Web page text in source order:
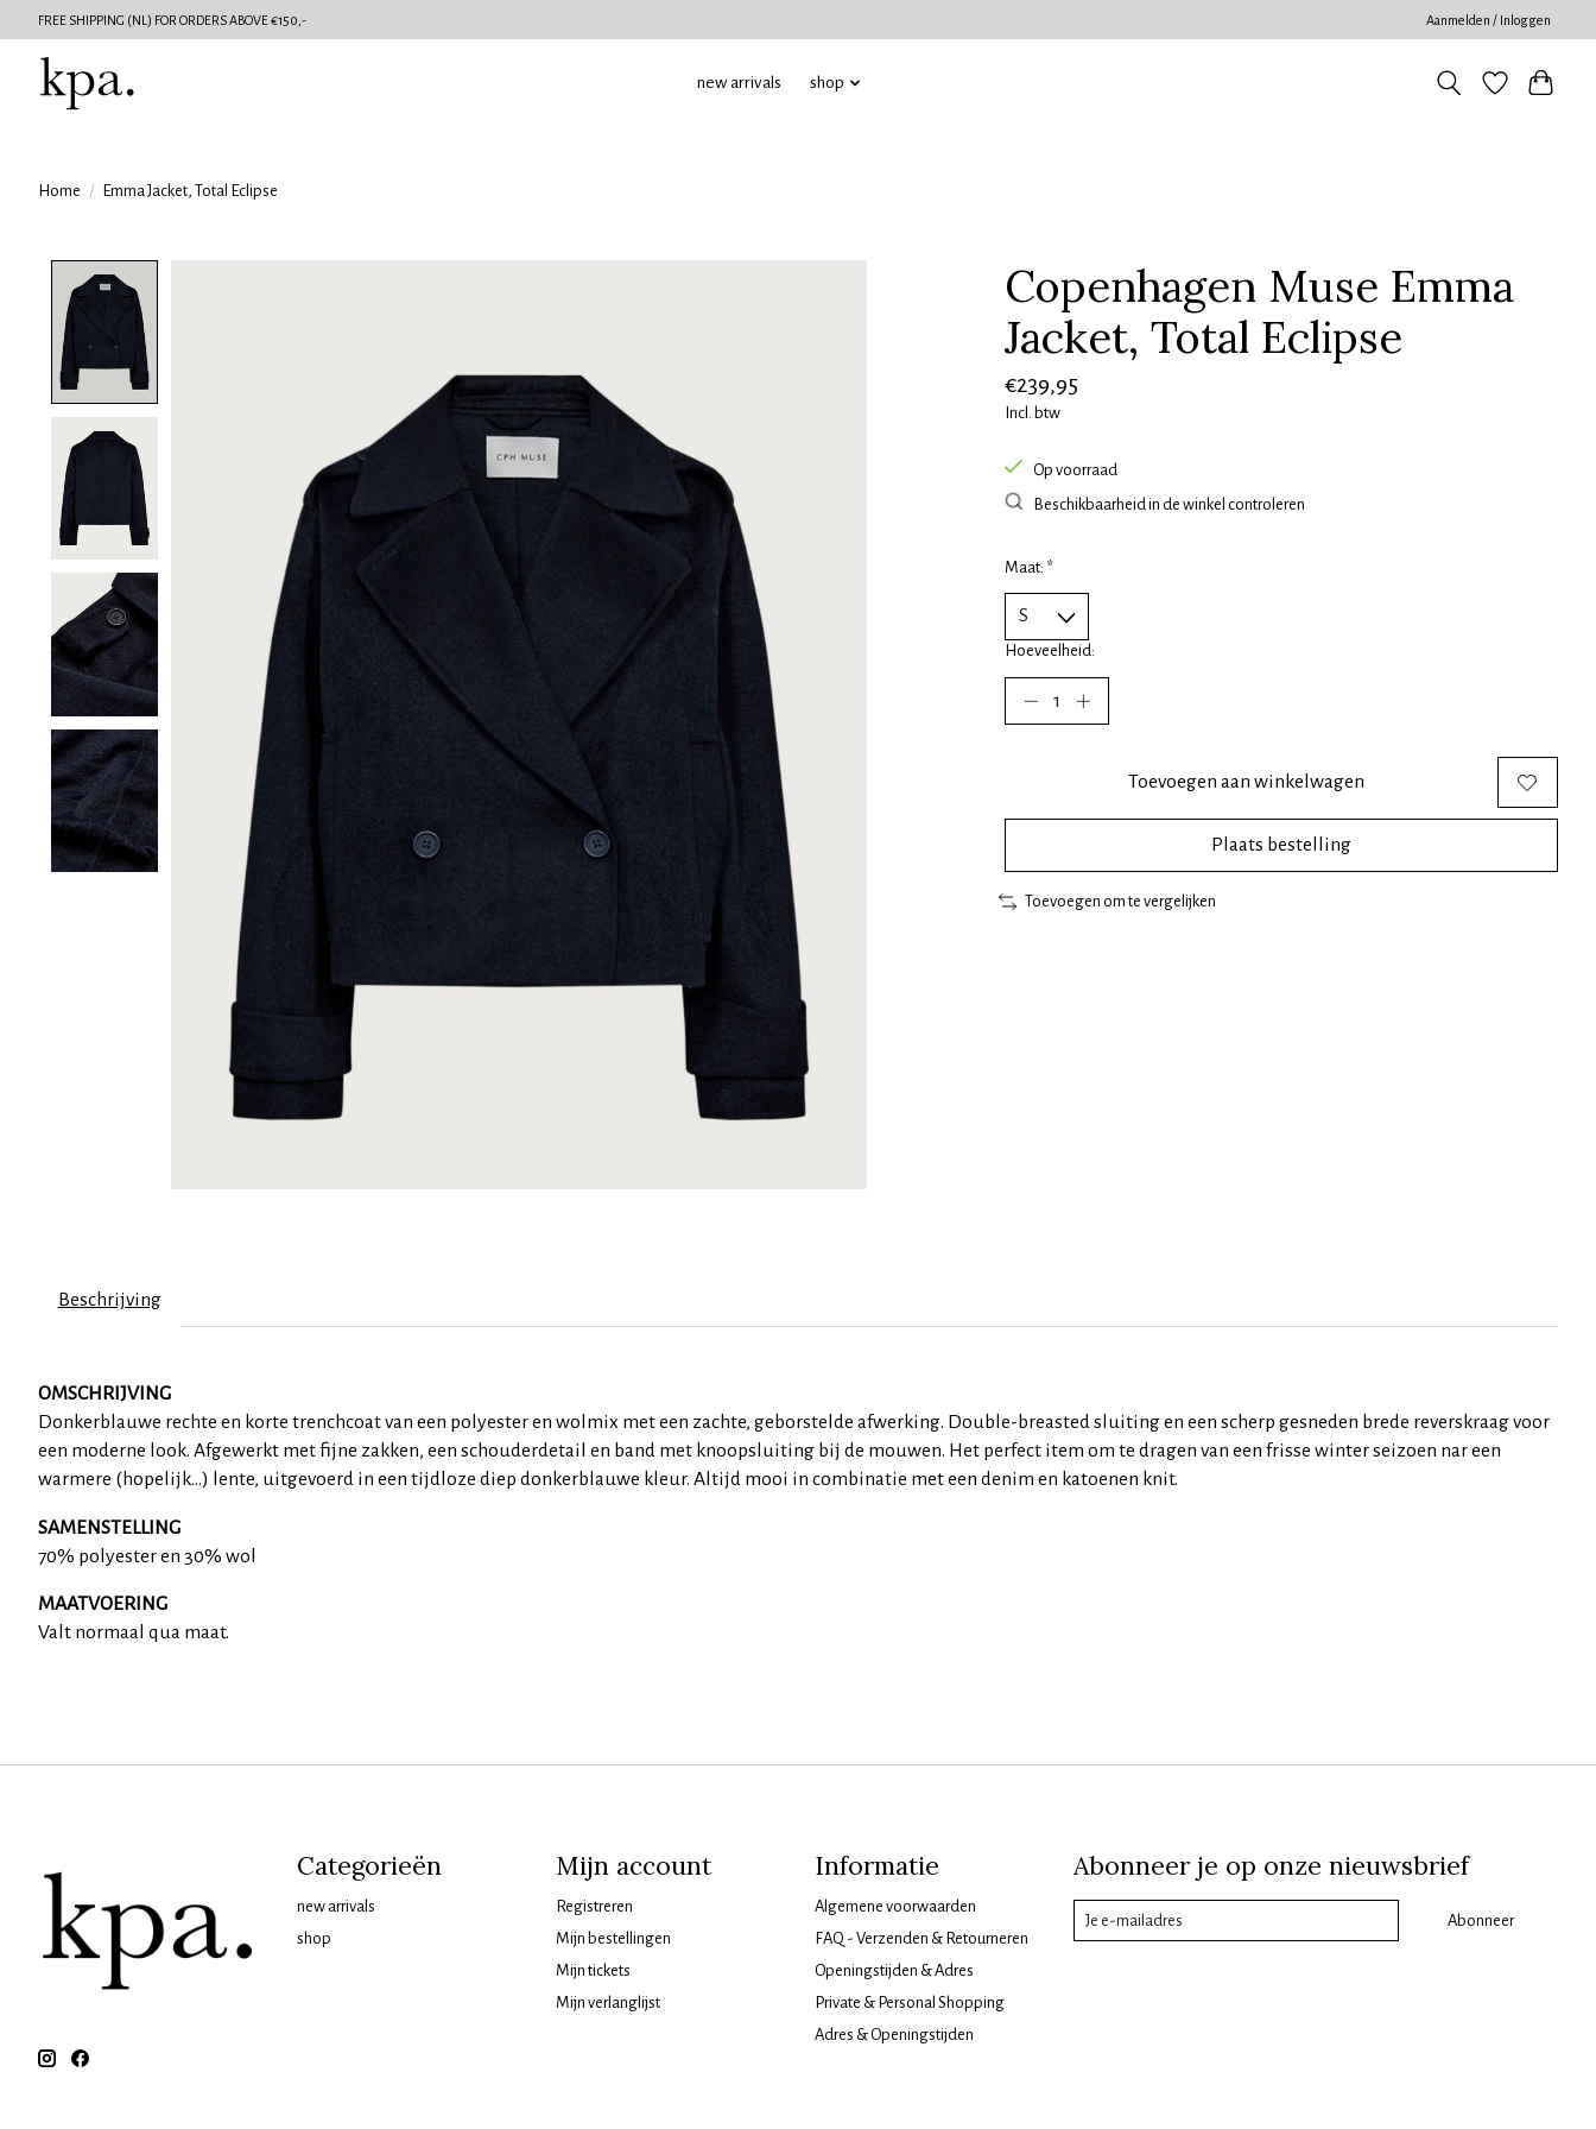
FREE SHIPPING (NL) FOR ORDERS ABOVE €150,- Aanmelden / Inloggen
new arrivals shop
Home / Emma Jacket, Total Eclipse
Copenhagen Muse Emma
Jacket, Total Eclipse
€239,95
Incl. btw
Op voorraad
Beschikbaarheid in de winkel controleren
Maat: *
Hoeveelheid:
Toevoegen aan winkelwagen
Plaats bestelling
Toevoegen om te vergelijken
Beschrijving
OMSCHRIJVING
Donkerblauwe rechte en korte trenchcoat van een polyester en wolmix met een zachte, geborstelde afwerking. Double-breasted sluiting en een scherp gesneden brede reverskraag voor
een moderne look. Afgewerkt met fijne zakken, een schouderdetail en band met knoopsluiting bij de mouwen. Het perfect item om te dragen van een frisse winter seizoen nar een
warmere (hopelijk...) lente, uitgevoerd in een tijdloze diep donkerblauwe kleur. Altijd mooi in combinatie met een denim en katoenen knit.
SAMENSTELLING
70% polyester en 30% wol
MAATVOERING
Valt normaal qua maat.
Categorieën
new arrivals
shop
Mijn account
Registreren
Mijn bestellingen
Mijn tickets
Mijn verlanglijst
Informatie
Algemene voorwaarden
FAQ - Verzenden & Retourneren
Openingstijden & Adres
Private & Personal Shopping
Adres & Openingstijden
Abonneer je op onze nieuwsbrief
Abonneer